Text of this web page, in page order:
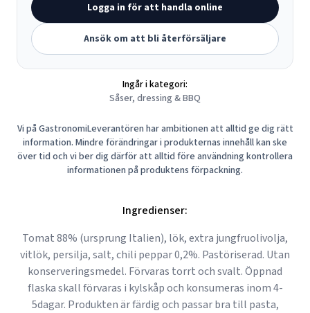
Logga in för att handla online
Ansök om att bli återförsäljare
Ingår i kategori:
Såser, dressing & BBQ
Vi på GastronomiLeverantören har ambitionen att alltid ge dig rätt
information. Mindre förändringar i produkternas innehåll kan ske
över tid och vi ber dig därför att alltid före användning kontrollera
informationen på produktens förpackning.
Ingredienser:
Tomat 88% (ursprung Italien), lök, extra jungfruolivolja,
vitlök, persilja, salt, chili peppar 0,2%. Pastöriserad. Utan
konserveringsmedel. Förvaras torrt och svalt. Öppnad
flaska skall förvaras i kylskåp och konsumeras inom 4-
5dagar. Produkten är färdig och passar bra till pasta,